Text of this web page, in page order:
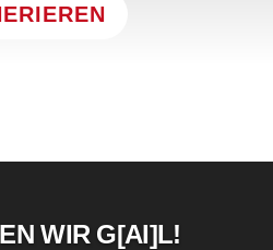
WIR G[AI]L!